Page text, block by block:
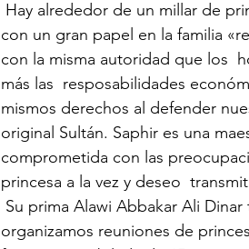
con un gran papel en la familia
con la misma autoridad que los
más las  resposabilidades
mismos derechos al defender
original Sultán. Saphir es una
comprometida con las
princesa a la vez y deseo
organizamos reuniones de